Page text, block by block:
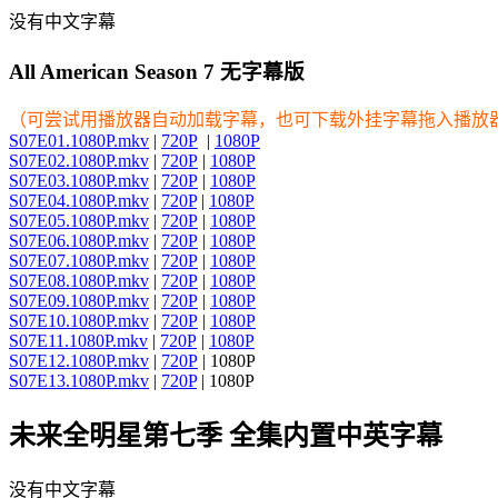
没有中文字幕
All American Season 7 无字幕版
（可尝试用播放器自动加载字幕，也可下载外挂字幕拖入播放
S07E01.1080P.mkv | 720P | 1080P
S07E02.1080P.mkv | 720P | 1080P
S07E03.1080P.mkv | 720P | 1080P
S07E04.1080P.mkv | 720P| 1080P
S07E05.1080P.mkv | 720P | 1080P
S07E06.1080P.mkv | 720P | 1080P
S07E07.1080P.mkv | 720P | 1080P
S07E08.1080P.mkv | 720P | 1080P
S07E09.1080P.mkv | 720P | 1080P
S07E10.1080P.mkv | 720P | 1080P
S07E11.1080P.mkv | 720P | 1080P
S07E12.1080P.mkv | 720P | 1080P
S07E13.1080P.mkv | 720P| 1080P
未来全明星第七季 全集内置中英字幕
没有中文字幕